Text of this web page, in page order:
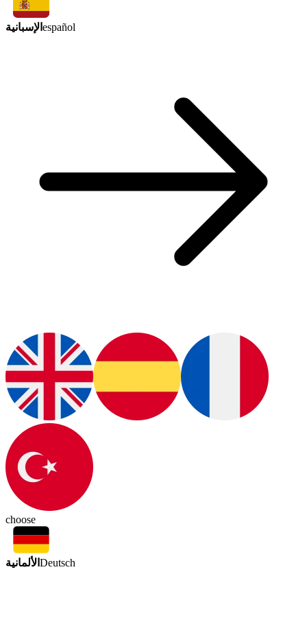
الإسبانية español
choose
الألمانية Deutsch